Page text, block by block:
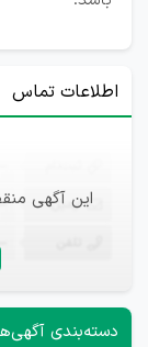
اطلاعات تماس
این آگهی
ایمیل
دسته‌بندی